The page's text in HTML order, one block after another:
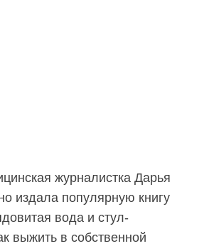
журналистка Дарья
издала популярную книгу
вода и стул-
выжить в собственной